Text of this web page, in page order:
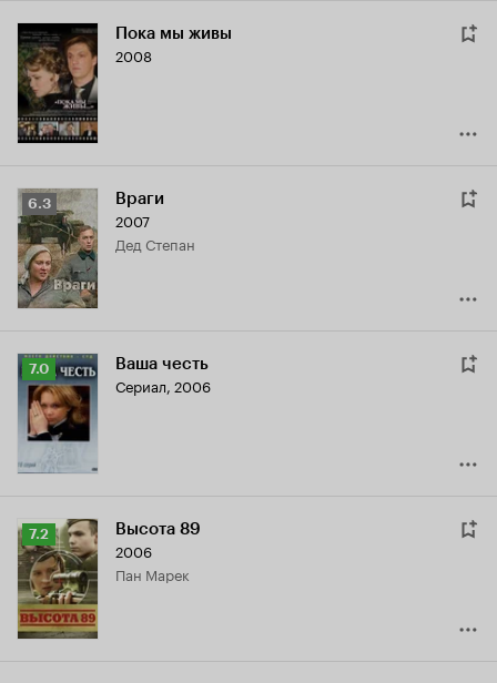
Пока мы живы
2008
Рейтинг
Кинопоиска
6.3
6.3 Враги
2007
дед Степан
Рейтинг
Кинопоиска
7.0
7.0 Ваша честь
Сериал, 2006
Рейтинг
Кинопоиска
7.2
7.2 Высота 89
2006
пан Марек